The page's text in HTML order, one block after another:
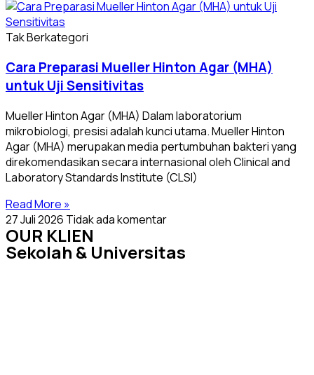
Tak Berkategori
Cara Preparasi Mueller Hinton Agar (MHA)
untuk Uji Sensitivitas
Mueller Hinton Agar (MHA) Dalam laboratorium
mikrobiologi, presisi adalah kunci utama. Mueller Hinton
Agar (MHA) merupakan media pertumbuhan bakteri yang
direkomendasikan secara internasional oleh Clinical and
Laboratory Standards Institute (CLSI)
Read More »
27 Juli 2026 Tidak ada komentar
OUR KLIEN
Sekolah & Universitas